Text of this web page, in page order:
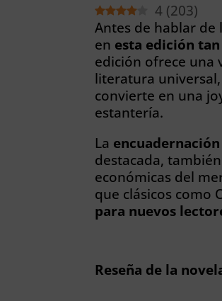
4 (203)
Antes de hablar
en esta edición
edición ofrece una
literatura
convierte en una
estantería.
La
destacada,
económicas del
que clásicos como
para nuevos
Reseña de la